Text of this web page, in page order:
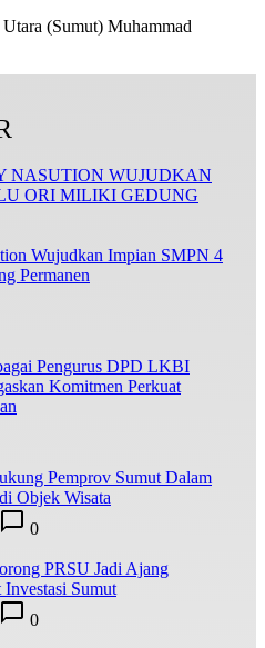
(Sumut) Muhammad
Wujudkan Impian SMPN 4
Permanen
Pengurus DPD LKBI
Komitmen Perkuat
Pemprov Sumut Dalam
Objek Wisata
0
PRSU Jadi Ajang
Investasi Sumut
0